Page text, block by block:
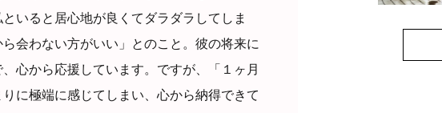
いると居心地が良くてダラダラしてしま
会わない方がいい」とのこと。彼の将来に
心から応援しています。ですが、「１ヶ月
に極端に感じてしまい、心から納得できて